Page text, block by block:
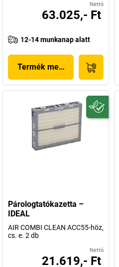
Nettó
63.025,- Ft
12-14 munkanap alatt
Termék megjelenítése
Párologtatókazetta –
IDEAL
AIR COMBI CLEAN ACC55-höz,
cs. e. 2 db
Nettó
21.619,- Ft